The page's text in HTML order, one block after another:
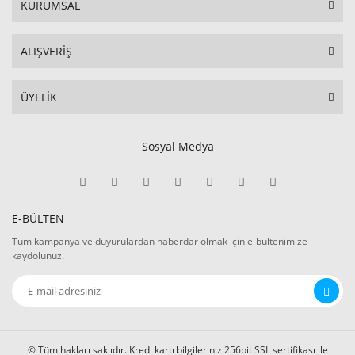
KURUMSAL
ALIŞVERİŞ
ÜYELİK
Sosyal Medya
E-BÜLTEN
Tüm kampanya ve duyurulardan haberdar olmak için e-bültenimize
kaydolunuz.
© Tüm hakları saklıdır. Kredi kartı bilgileriniz 256bit SSL sertifikası ile